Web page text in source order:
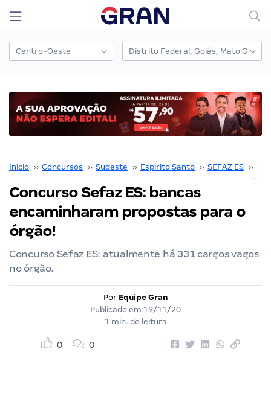
Início ›› Concursos ›› Sudeste ›› Espírito Santo ›› SEFAZ ES ››
Concurso Sefaz ES: bancas
encaminharam propostas para o
órgão!
Concurso Sefaz ES: atualmente há 331 cargos vagos
no órgão.
Por Equipe Gran
Publicado em 19/11/20
1 min. de leitura
0 0